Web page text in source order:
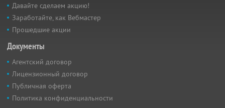
Давайте сделаем акцию!
Заработайте, как Вебмастер
Прошедшие акции
Документы
Агентский договор
Лицензионный договор
Публичная оферта
Политика конфиденциальности